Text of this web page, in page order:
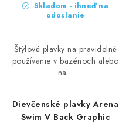
Skladom - ihneď na
odoslanie
Štýlové plavky na pravidelné
používanie v bazénoch alebo
na...
Dievčenské plavky Arena
Swim V Back Graphic